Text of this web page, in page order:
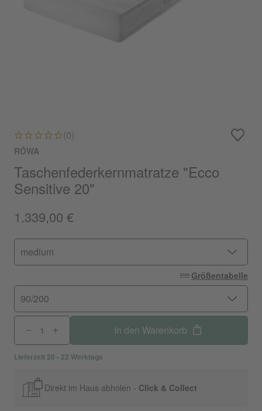
(0)
RÖWA
Taschenfederkernmatratze "Ecco
Sensitive 20"
1.339,00 €
medium
Größentabelle
90/200
In den Warenkorb
Lieferzeit 20 - 22 Werktage
Direkt im Haus abholen - Click & Collect